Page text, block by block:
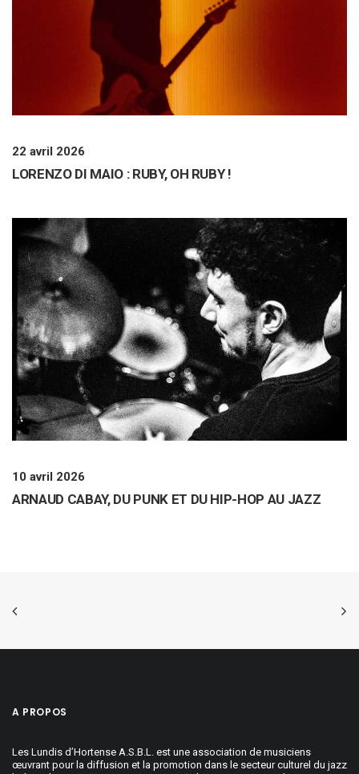
22 avril 2026
LORENZO DI MAIO : RUBY, OH RUBY !
10 avril 2026
ARNAUD CABAY, DU PUNK ET DU HIP-HOP AU JAZZ
A PROPOS
Les Lundis d’Hortense A.S.B.L. est une association de musiciens
œuvrant pour la diffusion et la promotion dans le secteur culturel du jazz